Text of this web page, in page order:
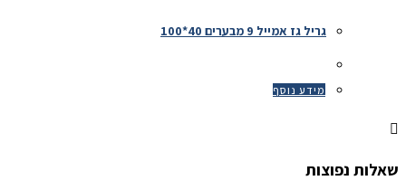
גריל גז אמייל 9 מבערים 40*100
מידע נוסף
שאלות נפוצות